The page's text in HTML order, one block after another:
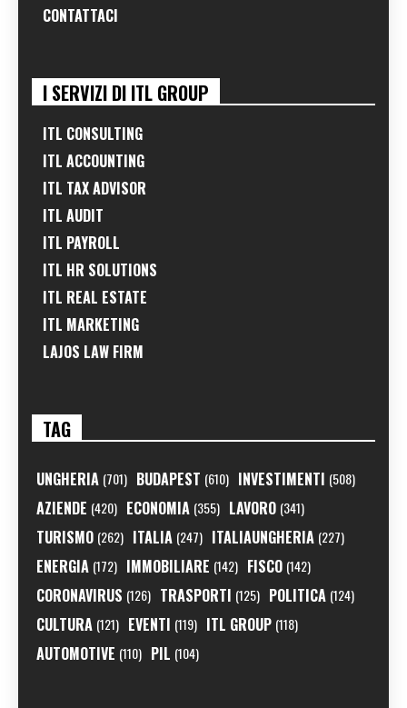
CONTATTACI
I SERVIZI DI ITL GROUP
ITL CONSULTING
ITL ACCOUNTING
ITL TAX ADVISOR
ITL AUDIT
ITL PAYROLL
ITL HR SOLUTIONS
ITL REAL ESTATE
ITL MARKETING
LAJOS LAW FIRM
TAG
UNGHERIA (701) BUDAPEST (610) INVESTIMENTI (508)
AZIENDE (420) ECONOMIA (355) LAVORO (341)
TURISMO (262) ITALIA (247) ITALIAUNGHERIA (227)
ENERGIA (172) IMMOBILIARE (142) FISCO (142)
CORONAVIRUS (126) TRASPORTI (125) POLITICA (124)
CULTURA (121) EVENTI (119) ITL GROUP (118)
AUTOMOTIVE (110) PIL (104)